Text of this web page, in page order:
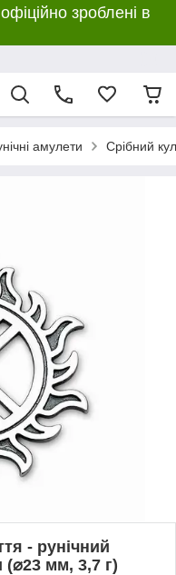
зроблені в
амулети Срібний
- рунічний
(⌀23 мм, 3,7 г)